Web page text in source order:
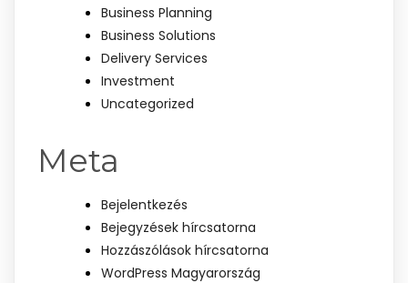
Business Planning
Business Solutions
Delivery Services
Investment
Uncategorized
Meta
Bejelentkezés
Bejegyzések hírcsatorna
Hozzászólások hírcsatorna
WordPress Magyarország